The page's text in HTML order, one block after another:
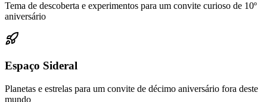
Tema de descoberta e experimentos para um convite curioso de 10º
aniversário
Espaço Sideral
Planetas e estrelas para um convite de décimo aniversário fora deste
mundo